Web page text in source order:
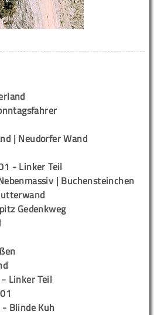
| Neudorfer Wand
- Linker Teil
| Buchensteinchen
Gedenkweg
Linker Teil
Blinde Kuh